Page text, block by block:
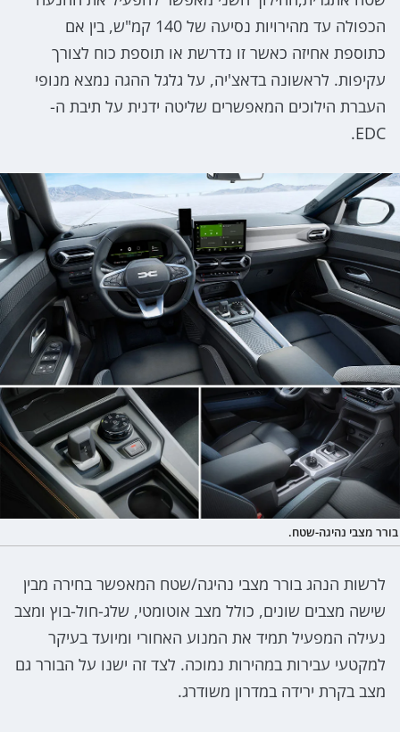
הכפולה עד מהירויות נסיעה של 140 קמ"ש, בין אם
כתוספת אחיזה כאשר זו נדרשת או תוספת כוח לצורך
עקיפות. לראשונה בדאצ'יה, על גלגל ההגה נמצא מנופי
העברת הילוכים המאפשרים שליטה ידנית על תיבת ה-
EDC.
בורר מצבי נהיגה-שטח.
לרשות הנהג בורר מצבי נהיגה/שטח המאפשר בחירה מבין
שישה מצבים שונים, כולל מצב אוטומטי, שלג-חול-בוץ ומצב
נעילה המפעיל תמיד את המנוע האחורי ומיועד בעיקר
למקטעי עבירות במהירות נמוכה. לצד זה ישנו על הבורר גם
מצב בקרת ירידה במדרון משודרג.